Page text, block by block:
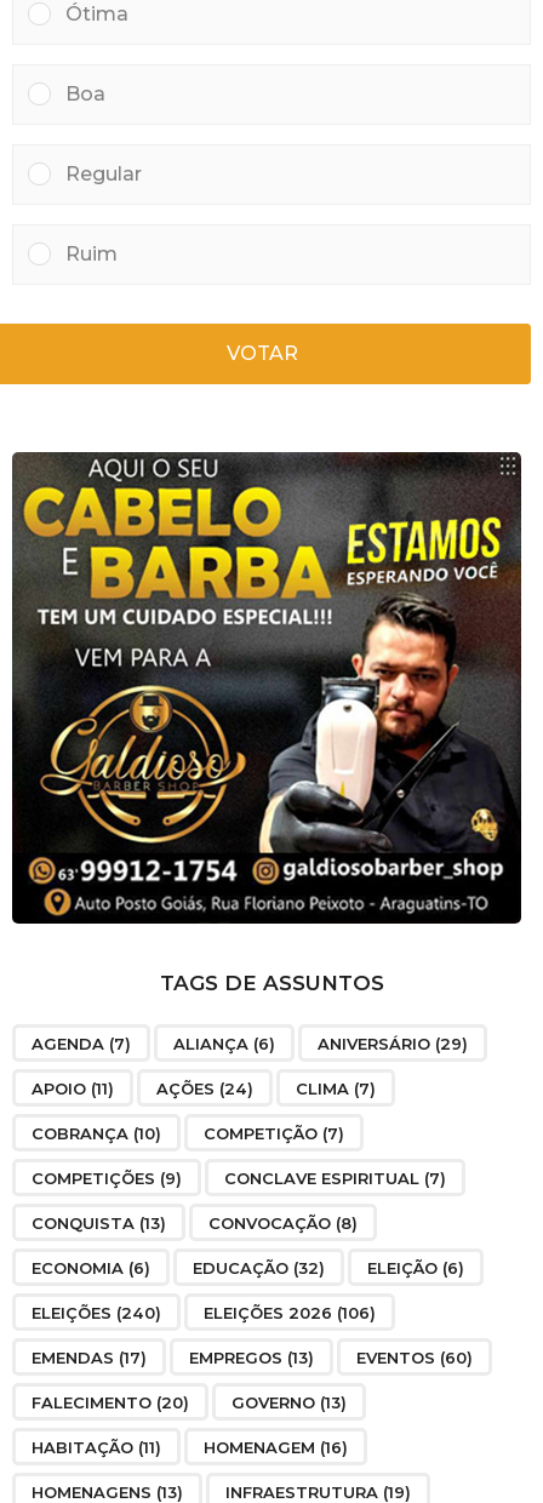
Ótima
Boa
Regular
Ruim
VOTAR
TAGS DE ASSUNTOS
AGENDA (7) ALIANÇA (6) ANIVERSÁRIO (29)
APOIO (11) AÇÕES (24) CLIMA (7)
COBRANÇA (10) COMPETIÇÃO (7)
COMPETIÇÕES (9) CONCLAVE ESPIRITUAL (7)
CONQUISTA (13) CONVOCAÇÃO (8)
ECONOMIA (6) EDUCAÇÃO (32) ELEIÇÃO (6)
ELEIÇÕES (240) ELEIÇÕES 2026 (106)
EMENDAS (17) EMPREGOS (13) EVENTOS (60)
FALECIMENTO (20) GOVERNO (13)
HABITAÇÃO (11) HOMENAGEM (16)
HOMENAGENS (13) INFRAESTRUTURA (19)